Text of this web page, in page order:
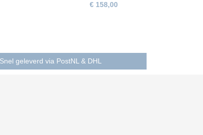
€ 158,00
geleverd via PostNL & DHL